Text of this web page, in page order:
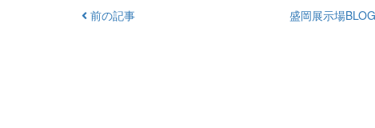
前の記事
盛岡展示場BLOG